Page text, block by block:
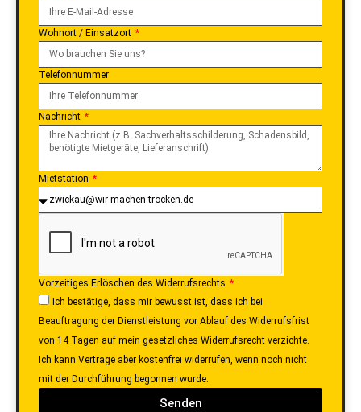
Wohnort / Einsatzort
Telefonnummer
Nachricht
Mietstation
Vorzeitiges Erlöschen des Widerrufsrechts
Ich bestätige, dass mir bewusst ist, dass ich bei
Beauftragung der Dienstleistung vor Ablauf des Widerrufsfrist
von 14 Tagen auf mein gesetzliches Widerrufsrecht verzichte.
Ich kann Verträge aber kostenfrei widerrufen, wenn noch nicht
mit der Durchführung begonnen wurde.
Senden